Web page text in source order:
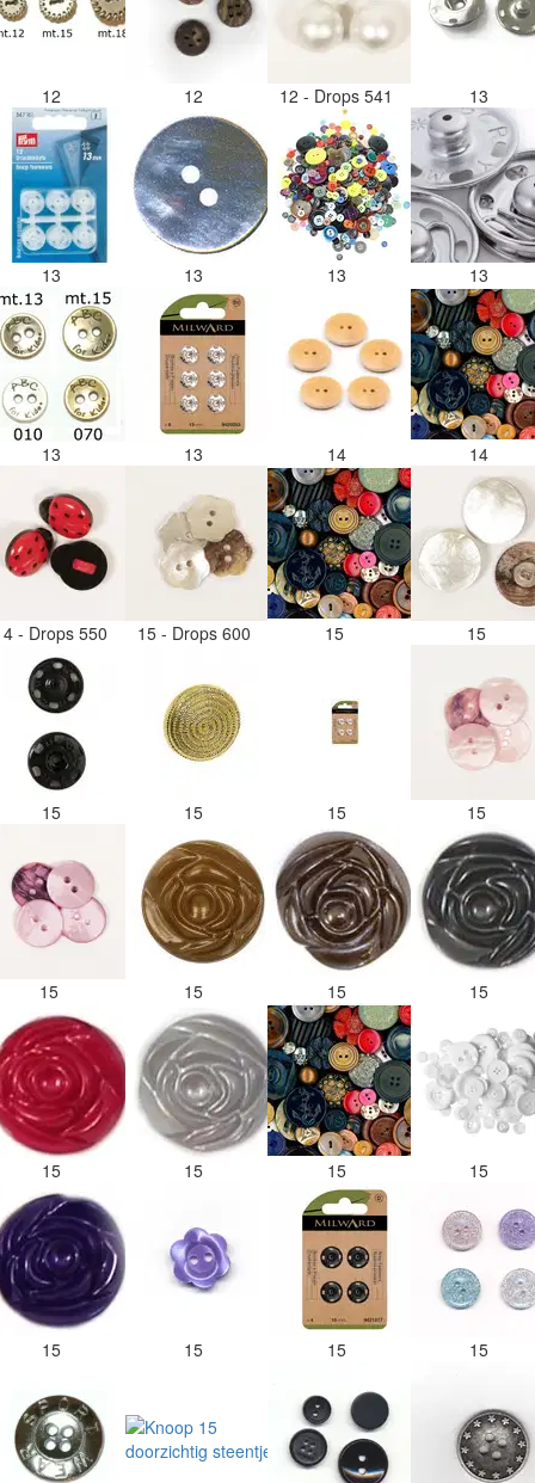
12 12 12 - Drops 541 13
13 13 13 13
13 13 14 14
- Drops 550 15 - Drops 600 15 15
15 15 15 15
15 15 15 15
15 15 15 15
15 15 15 15